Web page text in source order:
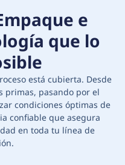
e
que lo
está cubierta. Desde
primas, pasando por el
condiciones óptimas de
confiable que asegura
en toda tu línea de